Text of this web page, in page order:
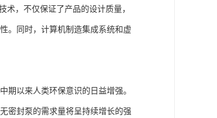
术，不仅保证了产品的设计质量，
。同时，计算机制造集成系统和虚
期以来人类环保意识的日益增强。
密封泵的需求量将呈持续增长的强